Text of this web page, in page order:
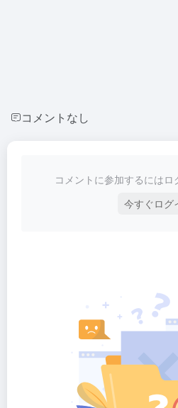
コメントなし
コメントに参加するにはロ
今すぐログ